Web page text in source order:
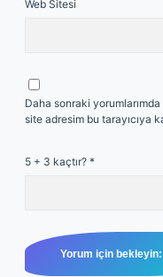
Web Sitesi
Daha sonraki
site adresim bu tarayıcıya
5 + 3 kaçtır? *